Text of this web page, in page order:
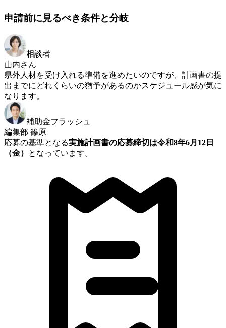
申請前に見るべき条件と分岐
相談者
山内さん
県外人材を受け入れる準備を進めたいのですが、計画書の提
出までにどれくらいの猶予があるのかスケジュール感が気に
なります。
補助金フラッシュ
編集部 篠原
応募の基準となる実施計画書の応募締切は令和8年6月12日
（金）
となっています。